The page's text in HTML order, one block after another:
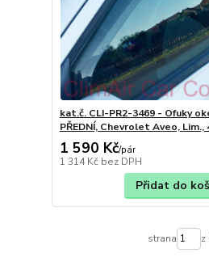
kat.č. CLI-PR2-3469 - Ofuky
PŘEDNÍ, Chevrolet Aveo,
1 590 Kč/pár
1 314 Kč bez DPH
Přidat do
strana z